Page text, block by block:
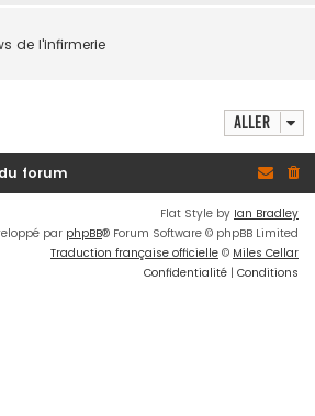
de l'infirmerie
Aller
forum
Flat Style by Ian Bradley
par phpBB® Forum Software © phpBB Limited
Traduction française officielle © Miles Cellar
Confidentialité | Conditions